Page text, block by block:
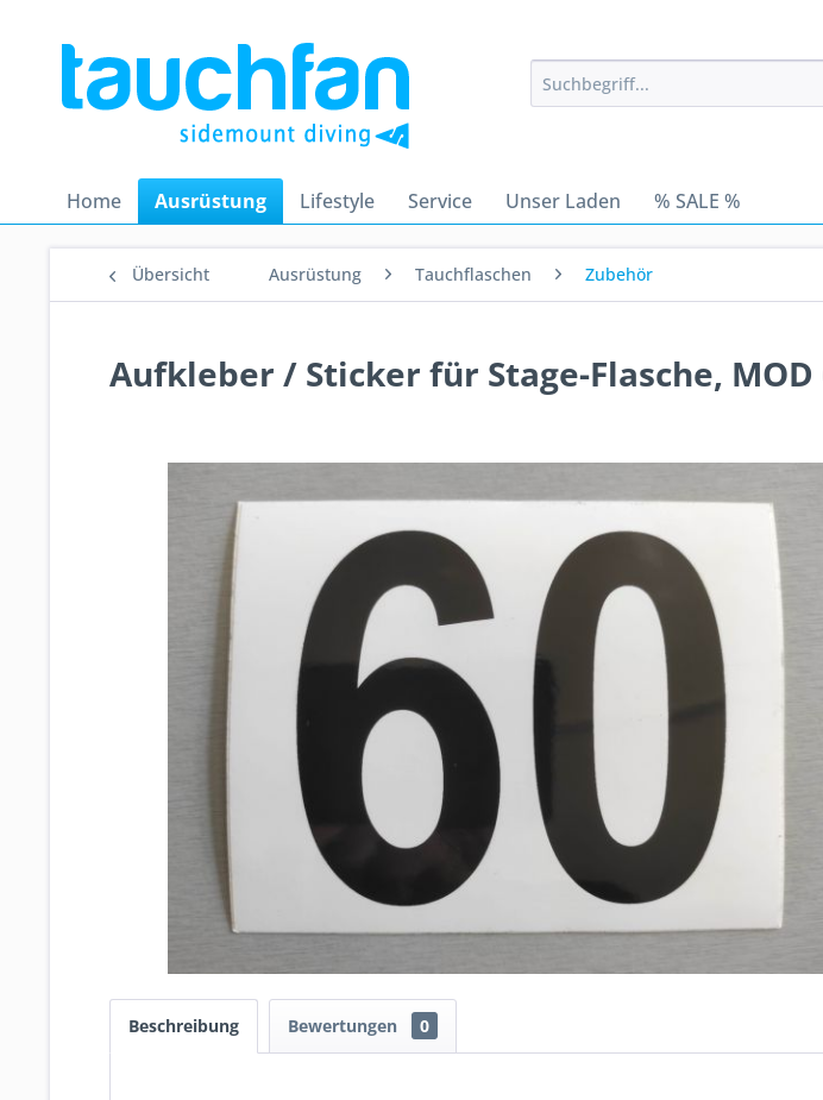
Home Ausrüstung Lifestyle Service Unser Laden % SALE %
Übersicht Ausrüstung Tauchflaschen Zubehör
Aufkleber / Sticker für Stage-Flasche, MOD
Beschreibung Bewertungen 0